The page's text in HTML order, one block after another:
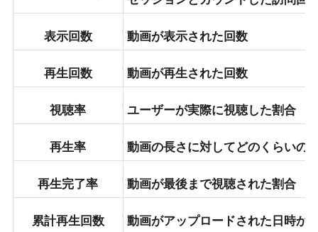
表示回数 動画が表示された回数
再生回数 動画が再生された回数
視聴率 ユーザーが実際に視聴した割合
再生率 動画の長さに対してどのくらいの
再生完了率 動画が最後まで視聴された割合
累計再生回数 動画がアップロードされた日時か